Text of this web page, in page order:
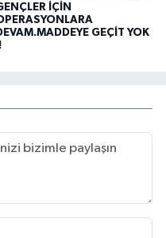
İÇİN
GEÇİT YOK